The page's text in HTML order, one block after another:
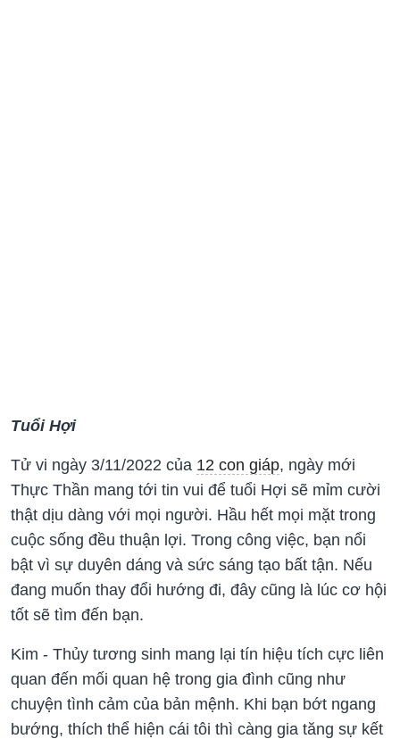
Tuổi Hợi
Tử vi ngày 3/11/2022 của 12 con giáp, ngày mới
Thực Thần mang tới tin vui để tuổi Hợi sẽ mỉm cười
thật dịu dàng với mọi người. Hầu hết mọi mặt trong
cuộc sống đều thuận lợi. Trong công việc, bạn nổi
bật vì sự duyên dáng và sức sáng tạo bất tận. Nếu
đang muốn thay đổi hướng đi, đây cũng là lúc cơ hội
tốt sẽ tìm đến bạn.
Kim - Thủy tương sinh mang lại tín hiệu tích cực liên
quan đến mối quan hệ trong gia đình cũng như
chuyện tình cảm của bản mệnh. Khi bạn bớt ngang
bướng, thích thể hiện cái tôi thì càng gia tăng sự kết